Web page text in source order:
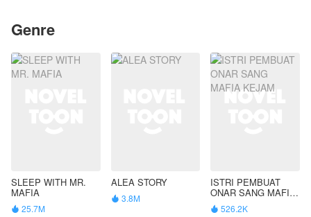
Genre
SLEEP WITH MR.
MAFIA
 25.7M
ALEA STORY
 3.8M
ISTRI PEMBUAT
ONAR SANG MAFIA
KEJAM
 526.2K